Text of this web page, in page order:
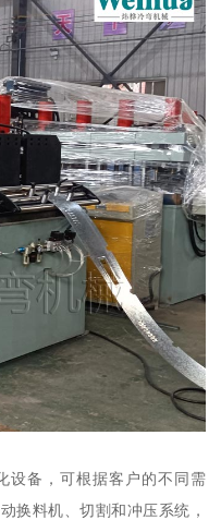
设备，可根据客户的不同需
换料机、切割和冲压系统，